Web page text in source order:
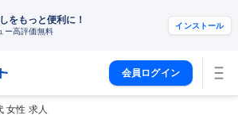
をもっと便利に！
ー高評価無料
インストール
会員ログイン
女性 求人